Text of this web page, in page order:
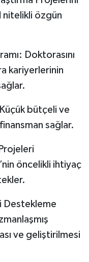
nitelikli özgün
Doktorasını
kariyerlerinin
bütçeli ve
finansman sağlar.
öncelikli ihtiyaç
Destekleme
ve geliştirilmesi